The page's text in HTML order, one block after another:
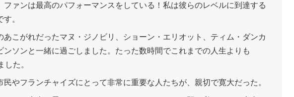
ファンは最高のパフォーマンスをしている！私は彼らのレベルに到達する
。
あこがれだったマヌ・ジノビリ、ショーン・エリオット、ティム・ダンカ
ンソンと一緒に過ごしました。たった数時間でこれまでの人生よりも
した。
民やフランチャイズにとって非常に重要な人たちが、親切で寛大だった。